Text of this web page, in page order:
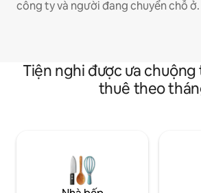
công ty và người đang chuyển chỗ ở.
Tiện nghi được ưa chuộng
thuê theo